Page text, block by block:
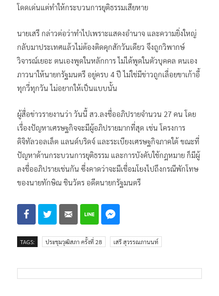
โดดเด่นแต่ทำให้กระบวนการยุติธรรมเสียหาย
นายเสรี กล่าวต่อว่าทำไปเพราะแสดงอำนาจ และความยิ่งใหญ่
กลับมาประเทศแล้วไม่ต้องติดคุกสักวันเดียว จึงถูกวิพากษ์
วิจารณ์เยอะ ตนเองพูดในหลักการ ไม่ได้พูดในตัวบุคคล ตนเอง
ภาวนาให้นายกรัฐมนตรี อยู่ครบ 4 ปี ไม่ใช่มีข่าวถูกเลื่อยขาเก้าอี้
ทุกวี่ทุกวัน ไม่อยากให้เป็นแบบนั้น
ผู้สื่อข่าวรายงานว่า วันนี้ สว.ลงชื่ออภิปรายจำนวน 27 คน โดย
เรื่องปัญหาเศรษฐกิจจะมีผู้อภิปรายมากที่สุด เช่น โครงการ
ดิจิทัลวอลเล็ต แลนด์บริดจ์ และระเบียงเศรษฐกิจภาคใต้ ขณะที่
ปัญหาด้านกระบวนการยุติธรรม และการบังคับใช้กฎหมาย ก็มีผู้
ลงชื่ออภิปรายเช่นกัน ซึ่งคาดว่าจะมีเชื่อมโยงไปถึงกรณีพักโทษ
ของนายทักษิณ ชินวัตร อดีตนายกรัฐมนตรี
TAGS: ประชุมวุฒิสภา ครั้งที่ 28 เสรี สุวรรณภานนท์